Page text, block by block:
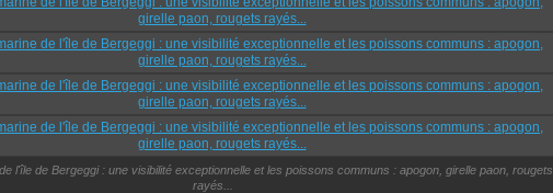
l'île de Bergeggi : une visibilité exceptionnelle et les poissons communs : apogon, girelle paon, rougets
rayés...